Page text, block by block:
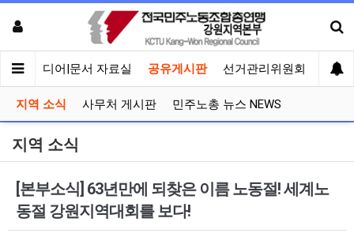
견 미디어|문서 자료실 공유게시판 선거관리위원회
지역 소식 사무처 게시판 민주노총 뉴스 NEWS
지역 소식
[본부소식] 63년만에 되찾은 이름 노동절! 세계노
동절 강원지역대회를 보다!